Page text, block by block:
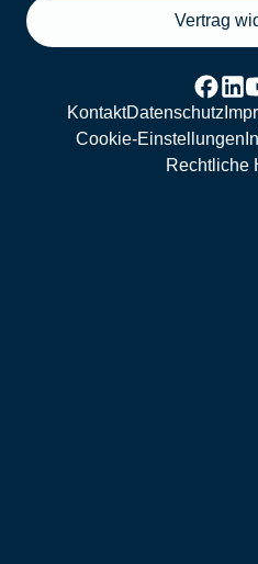
Vertrag
KontaktDatenschutz
Cookie-Einstellungen
Rechtliche